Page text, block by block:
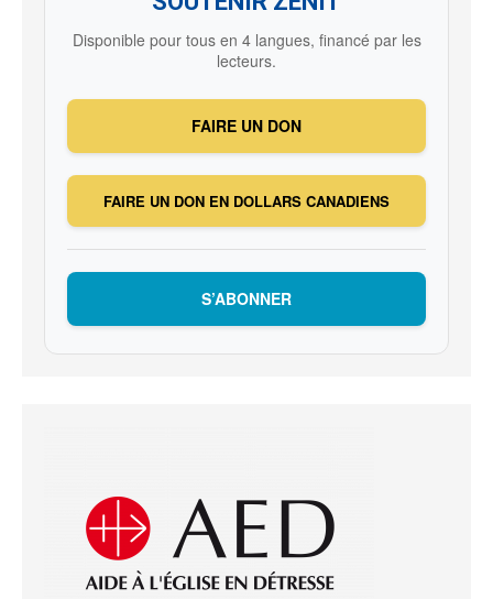
Disponible pour tous en 4 langues, financé par les
lecteurs.
FAIRE UN DON
FAIRE UN DON EN DOLLARS CANADIENS
S’ABONNER